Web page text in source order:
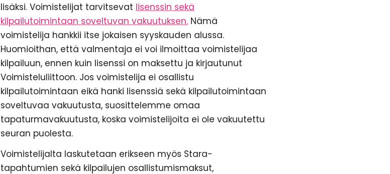
lisäksi. Voimistelijat tarvitsevat lisenssin sekä
kilpailutoimintaan soveltuvan vakuutuksen.Nämä
voimistelija hankkii itse jokaisen syyskauden alussa.
Huomioithan, että valmentaja ei voi ilmoittaa voimistelijaa
kilpailuun, ennen kuin lisenssi on maksettu ja kirjautunut
Voimisteluliittoon. Jos voimistelija ei osallistu
kilpailutoimintaan eikä hanki lisenssiä sekä kilpailutoimintaan
soveltuvaa vakuutusta, suosittelemme omaa
tapaturmavakuutusta, koska voimistelijoita ei ole vakuutettu
seuran puolesta.
Voimistelijalta laskutetaan erikseen myös Stara-
tapahtumien sekä kilpailujen osallistumismaksut,